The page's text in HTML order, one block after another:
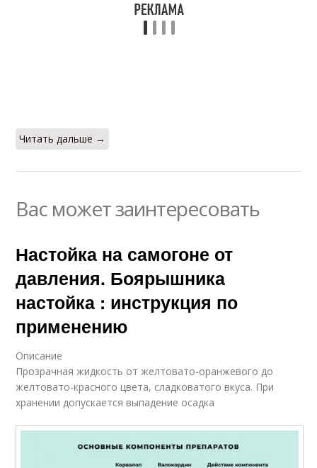
Читать дальше →
Вас может заинтересовать
Настойка на самогоне от
давления. Боярышника
настойка : инструкция по
применению
Описание
Прозрачная жидкость от желтовато-оранжевого до
желтовато-красного цвета, сладковатого вкуса. При
хранении допускается выпадение осадка